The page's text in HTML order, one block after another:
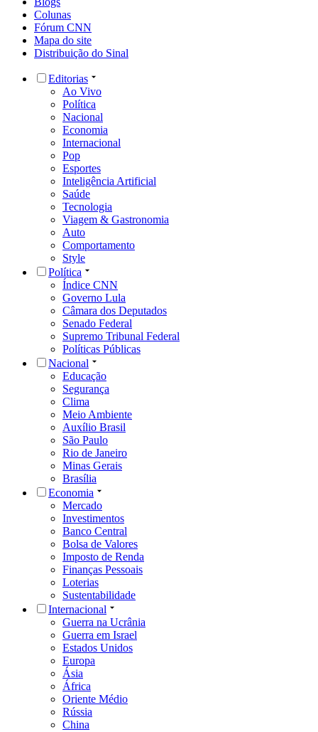
Colunas
Fórum CNN
Mapa do site
Distribuição do Sinal
Editorias
Ao Vivo
Política
Nacional
Economia
Internacional
Pop
Esportes
Inteligência Artificial
Saúde
Tecnologia
Viagem & Gastronomia
Auto
Comportamento
Style
Política
Índice CNN
Governo Lula
Câmara dos Deputados
Senado Federal
Supremo Tribunal Federal
Políticas Públicas
Nacional
Educação
Segurança
Clima
Meio Ambiente
Auxílio Brasil
São Paulo
Rio de Janeiro
Minas Gerais
Brasília
Economia
Mercado
Investimentos
Banco Central
Bolsa de Valores
Imposto de Renda
Finanças Pessoais
Loterias
Sustentabilidade
Internacional
Guerra na Ucrânia
Guerra em Israel
Estados Unidos
Europa
Ásia
África
Oriente Médio
Rússia
China